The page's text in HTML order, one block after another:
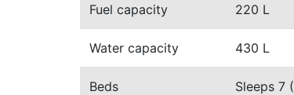
Fuel capacity 220 L
Water capacity 430 L
Beds Sleeps 7